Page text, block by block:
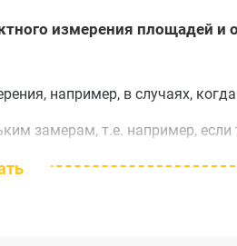
измерения площадей
например, в случаях,
замерам, т.е. например, если